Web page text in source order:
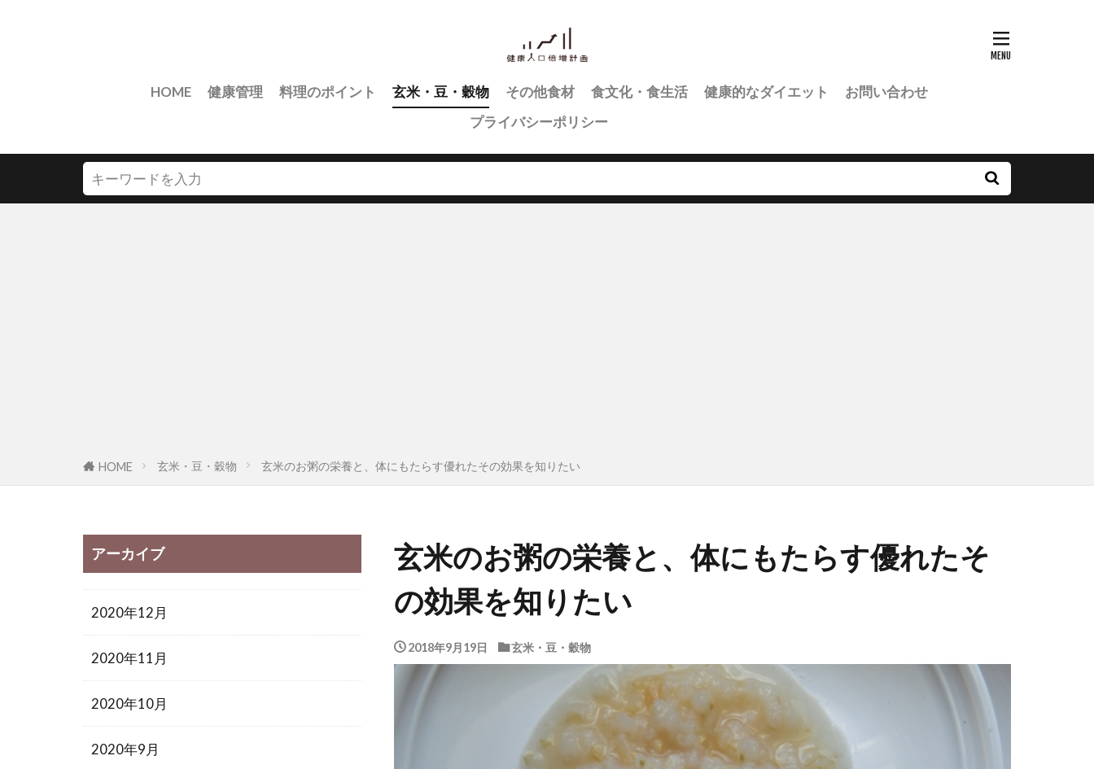
HOME 健康管理 料理のポイント 玄米・豆・穀物 その他食材 食文化・食生活 健康的なダイエット
お問い合わせ
プライバシーポリシー
HOME 玄米・豆・穀物 玄米のお粥の栄養と、体にもたらす優れたその効果を知りたい
玄米のお粥の栄養と、体にもたらす優れたそ
の効果を知りたい
2018年9月19日 玄米・豆・穀物
アーカイブ
2020年12月
2020年11月
2020年10月
2020年9月